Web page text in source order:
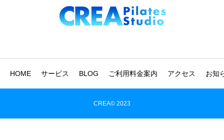
HOME サービス BLOG ご利用料金案内 アクセス お知
CREA© 2023